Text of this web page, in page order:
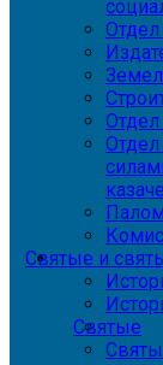
Святые и
Святые